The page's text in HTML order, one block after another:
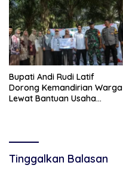
Bupati Andi Rudi Latif
Dorong Kemandirian Warga
Lewat Bantuan Usaha
Tinggalkan Balasan